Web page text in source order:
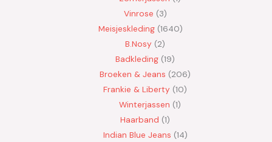
Vinrose 3
Meisjeskleding 1640
B.Nosy
2
Badkleding 19
Broeken & Jeans
206
Frankie & Liberty 10
Winterjassen 1
Haarband 1
Indian Blue Jeans 14